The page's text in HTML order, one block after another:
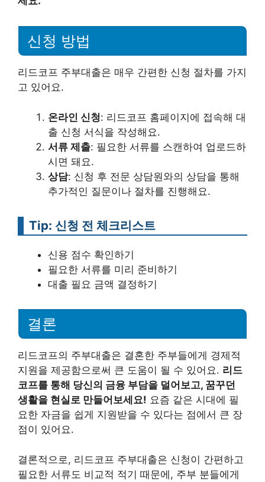
신청 방법
리드코프 주부대출은 매우 간편한 신청 절차를 가지
고 있어요.
온라인 신청: 리드코프 홈페이지에 접속해 대
출 신청 서식을 작성해요.
서류 제출: 필요한 서류를 스캔하여 업로드하
시면 돼요.
상담: 신청 후 전문 상담원와의 상담을 통해
추가적인 질문이나 절차를 진행해요.
Tip: 신청 전 체크리스트
신용 점수 확인하기
필요한 서류를 미리 준비하기
대출 필요 금액 결정하기
결론
리드코프의 주부대출은 결혼한 주부들에게 경제적
지원을 제공함으로써 큰 도움이 될 수 있어요. 리드
코프를 통해 당신의 금융 부담을 덜어보고, 꿈꾸던
생활을 현실로 만들어보세요! 요즘 같은 시대에 필
요한 자금을 쉽게 지원받을 수 있다는 점에서 큰 장
점이 있어요.
결론적으로, 리드코프 주부대출은 신청이 간편하고
필요한 서류도 비교적 적기 때문에, 주부 분들에게